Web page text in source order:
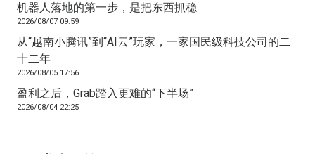
机器人落地的第一步，是把东西抓稳
2026/08/07 09:59
从“越南小腾讯”到“AI云”玩家，一家国民级科技公司的二
十二年
2026/08/05 17:56
盈利之后，Grab踏入更难的“下半场”
2026/08/04 22:25